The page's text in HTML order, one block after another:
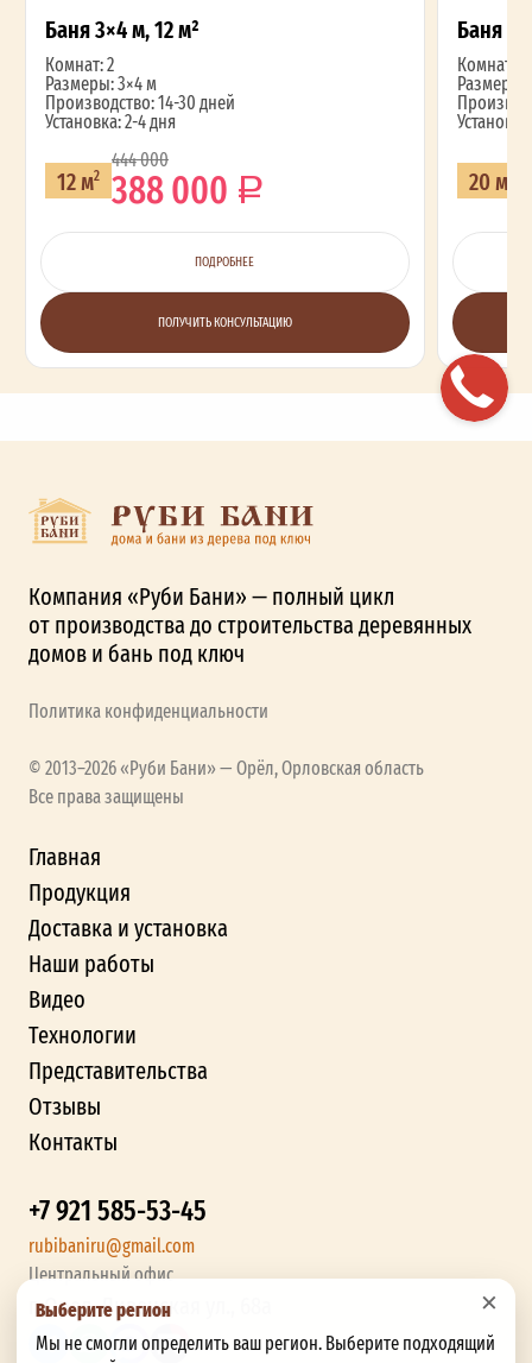
×
Выберите регион
Мы не смогли определить ваш регион. Выберите подходящий
Баня 3×4 м, 12 м²
Комнат: 2
Размеры: 3×4 м
Производство: 14-30 дней
Установка: 2-4 дня
12 м2
444 000
388 000
ПОДРОБНЕЕ
ПОЛУЧИТЬ КОНСУЛЬТАЦИЮ
Баня
Комнат: 2
Размеры:
20 м
Компания «Руби Бани» — полный цикл
от производства до строительства деревянных
домов и бань под ключ
Политика конфиденциальности
© 2013–2026 «Руби Бани» — Орёл, Орловская область
Все права защищены
Главная
Продукция
Доставка и установка
Наши работы
Видео
Технологии
Представительства
Отзывы
Контакты
+7 921 585-53-45
rubibaniru@gmail.com
Центральный офис
г. Орел, Ливенская ул., 68а